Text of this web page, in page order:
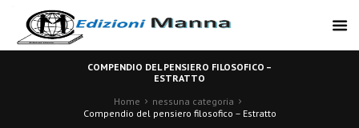
COMPENDIO DEL PENSIERO FILOSOFICO –
ESTRATTO
Home
nessuna categoria
Compendio del pensiero filosofico – Estratto